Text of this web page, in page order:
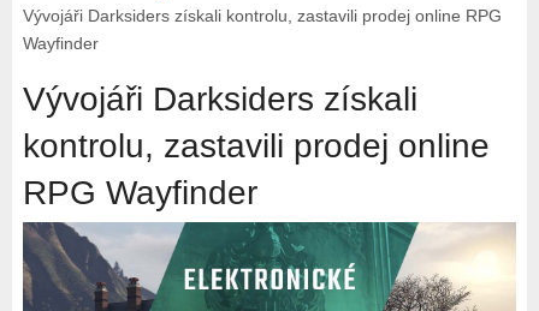
Vývojáři Darksiders získali kontrolu, zastavili prodej online RPG
Wayfinder
Vývojáři Darksiders získali
kontrolu, zastavili prodej online
RPG Wayfinder